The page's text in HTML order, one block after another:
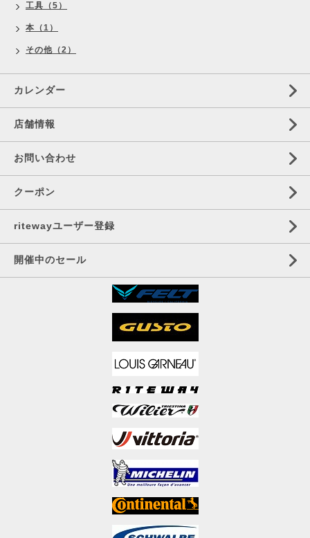
工具（5）
本（1）
その他（2）
カレンダー
店舗情報
お問い合わせ
クーポン
ritewayユーザー登録
開催中のセール